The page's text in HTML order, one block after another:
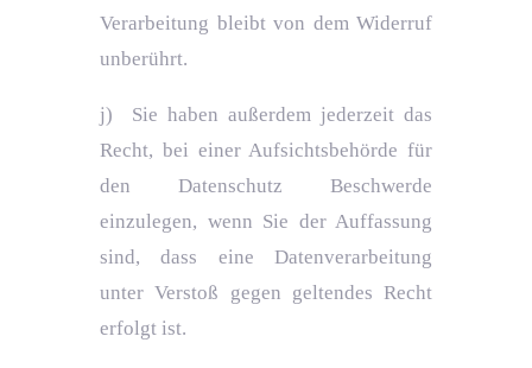
Verarbeitung bleibt von dem Widerruf
unberührt.
j) Sie haben außerdem jederzeit das
Recht, bei einer Aufsichtsbehörde für
den Datenschutz Beschwerde
einzulegen, wenn Sie der Auffassung
sind, dass eine Datenverarbeitung
unter Verstoß gegen geltendes Recht
erfolgt ist.